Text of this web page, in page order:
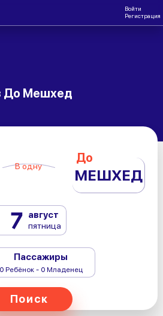
Войти
Регистрация
До Мешхед
В одну
До
МЕШХЕД
7 август
пятница
Пассажиры
0 Ребёнок - 0 Младенец
Поиск